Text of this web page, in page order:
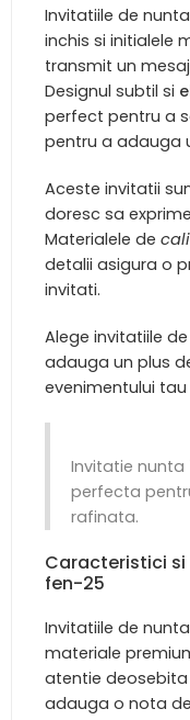
Invitatiile de
inchis si initialele
transmit un
Designul subtil si
perfect pentru a
pentru a adauga
Aceste invitatii
doresc sa
Materialele de
detalii asigura o
invitati.
Alege invitatiile
adauga un plus
evenimentului
Invitatie
perfecta
rafinata.
Caracteristici
fen-25
Invitatiile de
materiale
atentie deosebita
adauga o nota